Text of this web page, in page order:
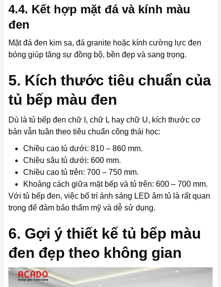
4.4. Kết hợp mặt đá và kính màu
đen
Mặt đá đen kim sa, đá granite hoặc kính cường lực đen
bóng giúp tăng sự đồng bộ, bền đẹp và sang trọng.
5. Kích thước tiêu chuẩn của
tủ bếp màu đen
Dù là tủ bếp đen chữ I, chữ L hay chữ U, kích thước cơ
bản vẫn tuân theo tiêu chuẩn công thái học:
Chiều cao tủ dưới: 810 – 860 mm.
Chiều sâu tủ dưới: 600 mm.
Chiều cao tủ trên: 700 – 750 mm.
Khoảng cách giữa mặt bếp và tủ trên: 600 – 700 mm.
Với tủ bếp đen, việc bố trí ánh sáng LED âm tủ là rất quan
trọng để đảm bảo thẩm mỹ và dễ sử dụng.
6. Gợi ý thiết kế tủ bếp màu
đen đẹp theo không gian